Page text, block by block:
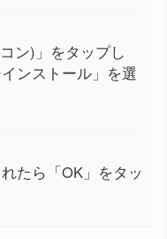
ン)」をタップし
ンストール」を選
たら「OK」をタッ